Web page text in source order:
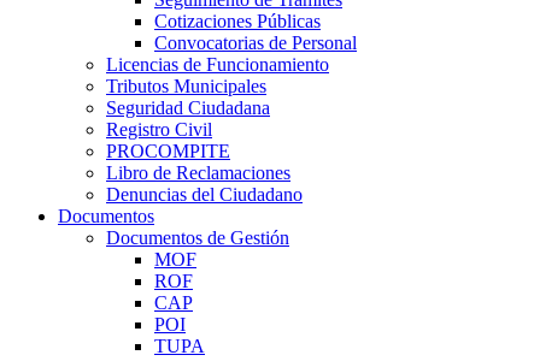
Cotizaciones Públicas
Convocatorias de Personal
Licencias de Funcionamiento
Tributos Municipales
Seguridad Ciudadana
Registro Civil
PROCOMPITE
Libro de Reclamaciones
Denuncias del Ciudadano
Documentos
Documentos de Gestión
MOF
ROF
CAP
POI
TUPA